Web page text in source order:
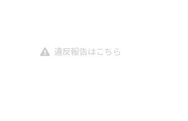
違反報告はこちら